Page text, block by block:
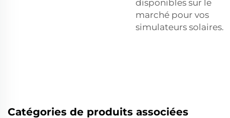
disponibles sur le
marché pour vos
simulateurs solaires.
Catégories de produits associées